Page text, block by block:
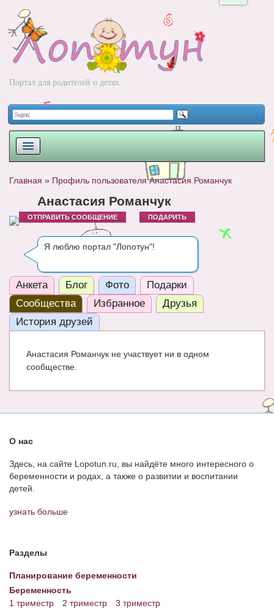
Портал для родителей о детях
РОДЫ
НОВОРОЖДЕННЫЙ
РАЗВИТИЕ
ВОПРОС-ОТВЕТ
ЧАТ
КНИГИ
СООБЩЕСТВА
Энциклопедия
МАМИНА БИБЛИОТЕКА
Главная » Профиль пользователя Анастасия Романчук
Анастасия Романчук
ОТПРАВИТЬ СООБЩЕНИЕ ПОДАРИТЬ
Я люблю портал "Лопотун"!
Анкета Блог Фото
Подарки
Сообщества
Избранное
Друзья
История друзей
Анастасия Романчук не участвует ни в одном
сообществе.
О нас
Здесь, на сайте Lopotun.ru, вы найдёте много интересного о
беременности и родах, а также о развитии и воспитании
детей.
узнать больше
Разделы
Планирование беременности
Беременность
1 триместр
2 триместр
3 триместр